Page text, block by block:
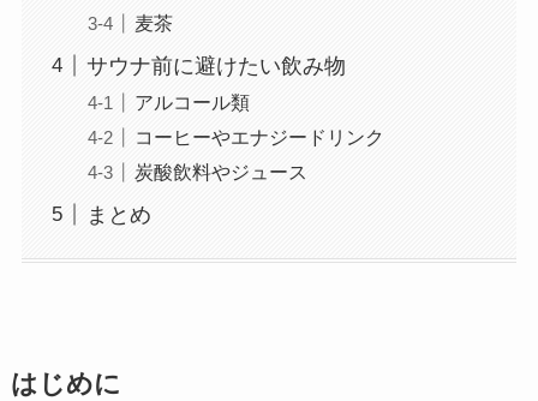
麦茶
サウナ前に避けたい飲み物
アルコール類
コーヒーやエナジードリンク
炭酸飲料やジュース
まとめ
はじめに